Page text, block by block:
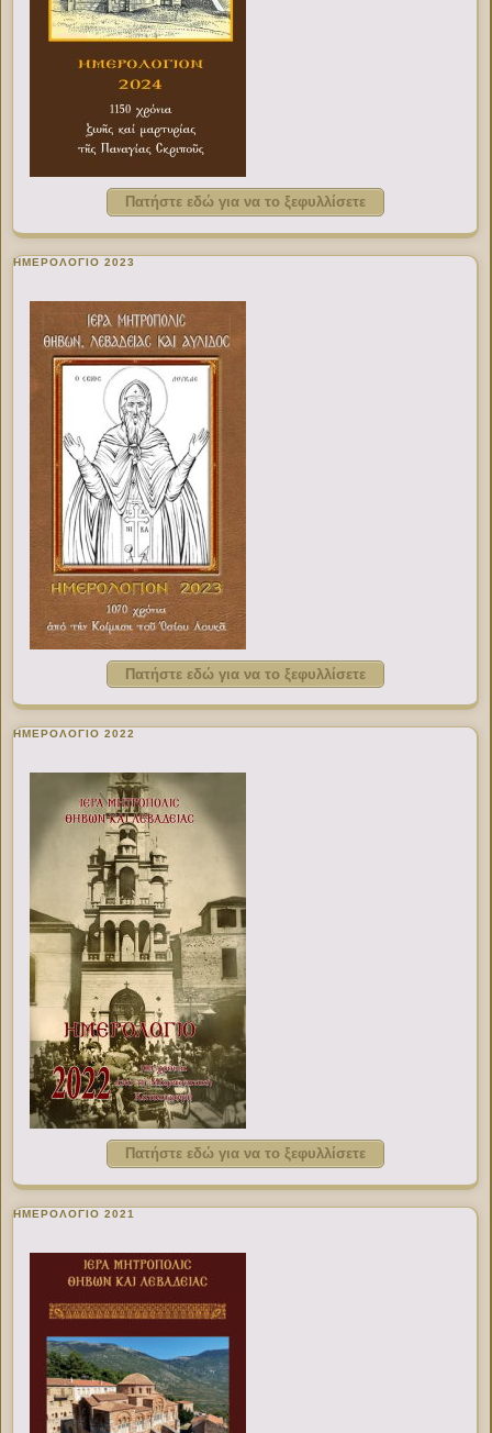
Πατήστε εδώ για να το ξεφυλλίσετε
ΗΜΕΡΟΛΟΓΙΟ 2023
Πατήστε εδώ για να το ξεφυλλίσετε
ΗΜΕΡΟΛΟΓΙΟ 2022
Πατήστε εδώ για να το ξεφυλλίσετε
ΗΜΕΡΟΛΟΓΙΟ 2021